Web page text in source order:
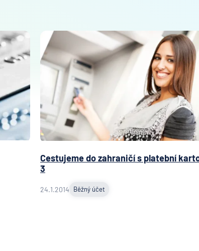
Cestujeme do zahraničí s platební
3
24.1.2014 Běžný účet